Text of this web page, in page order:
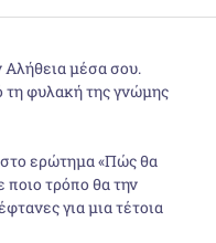
Αλήθεια μέσα σου.
φυλακή της γνώμης
ερώτημα «Πώς θα
τρόπο θα την
για μια τέτοια